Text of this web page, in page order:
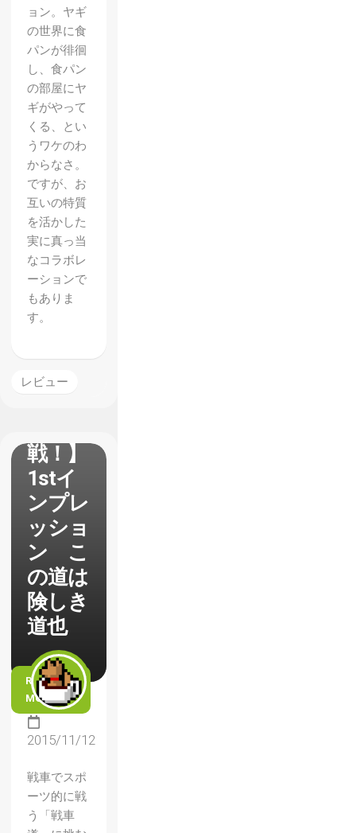
ョン。ヤギ
の世界に食
パンが徘徊
し、食パン
の部屋にヤ
ギがやって
くる、とい
うワケのわ
からなさ。
ですが、お
互いの特質
を活かした
実に真っ当
なコラボレ
ーションで
もありま
す。
レビュー
【ガー
ルズ＆
パンツ
ァー
戦！】
1stイ
ンプレ
ッショ
ン こ
の道は
険しき
道也
READ
MORE
2015/11/12
戦車でスポ
ーツ的に戦
う「戦車